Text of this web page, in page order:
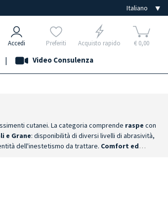
Accedi Preferiti Acquisto rapido € 0,00
| Video Consulenza
cutanei. La categoria comprende raspe con
e Grane: disponibilità di diversi livelli di abrasività,
dell'inestetismo da trattare. Comfort ed